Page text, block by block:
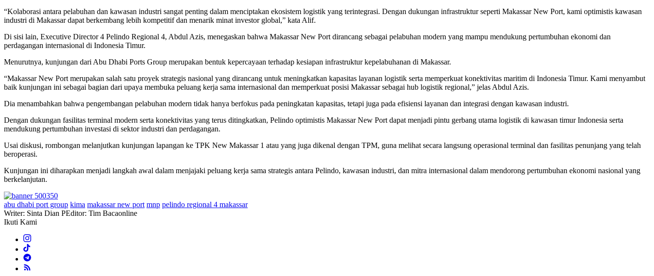
“Kolaborasi antara pelabuhan dan kawasan industri sangat penting dalam menciptakan ekosistem logistik yang terintegrasi. Dengan dukungan infrastruktur seperti Makassar New Port, kami optimistis kawasan
industri di Makassar dapat berkembang lebih kompetitif dan menarik minat investor global,” kata Alif.
Di sisi lain, Executive Director 4 Pelindo Regional 4, Abdul Azis, menegaskan bahwa Makassar New Port dirancang sebagai pelabuhan modern yang mampu mendukung pertumbuhan ekonomi dan
perdagangan internasional di Indonesia Timur.
Menurutnya, kunjungan dari Abu Dhabi Ports Group merupakan bentuk kepercayaan terhadap kesiapan infrastruktur kepelabuhanan di Makassar.
“Makassar New Port merupakan salah satu proyek strategis nasional yang dirancang untuk meningkatkan kapasitas layanan logistik serta memperkuat konektivitas maritim di Indonesia Timur. Kami menyambut
baik kunjungan ini sebagai bagian dari upaya membuka peluang kerja sama internasional dan memperkuat posisi Makassar sebagai hub logistik regional,” jelas Abdul Azis.
Dia menambahkan bahwa pengembangan pelabuhan modern tidak hanya berfokus pada peningkatan kapasitas, tetapi juga pada efisiensi layanan dan integrasi dengan kawasan industri.
Dengan dukungan fasilitas terminal modern serta konektivitas yang terus ditingkatkan, Pelindo optimistis Makassar New Port dapat menjadi pintu gerbang utama logistik di kawasan timur Indonesia serta
mendukung pertumbuhan investasi di sektor industri dan perdagangan.
Usai diskusi, rombongan melanjutkan kunjungan lapangan ke TPK New Makassar 1 atau yang juga dikenal dengan TPM, guna melihat secara langsung operasional terminal dan fasilitas penunjang yang telah
beroperasi.
Kunjungan ini diharapkan menjadi langkah awal dalam menjajaki peluang kerja sama strategis antara Pelindo, kawasan industri, dan mitra internasional dalam mendorong pertumbuhan ekonomi nasional yang
berkelanjutan.
abu dhabi port group kima makassar new port mnp pelindo regional 4 makassar
Writer: Sinta Dian PEditor: Tim Bacaonline
Ikuti Kami